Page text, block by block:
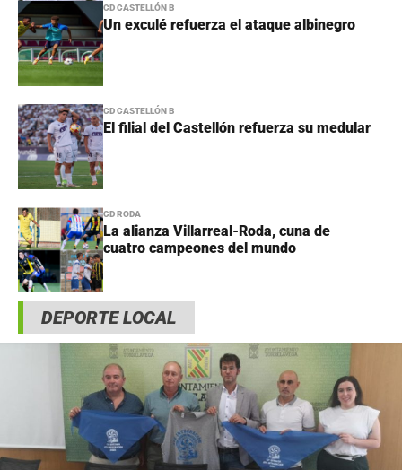
CD CASTELLÓN B
Un exculé refuerza el ataque albinegro
CD CASTELLÓN B
El filial del Castellón refuerza su medular
CD RODA
La alianza Villarreal-Roda, cuna de
cuatro campeones del mundo
DEPORTE LOCAL